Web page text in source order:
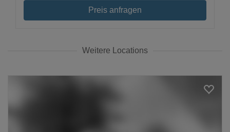
Preis anfragen
Weitere Locations